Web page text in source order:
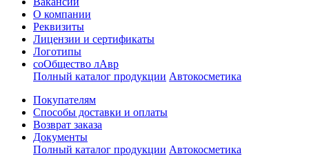
О компании
Реквизиты
Лицензии и сертификаты
Логотипы
соОбщество лАвр
Полный каталог продукции Автокосметика
Покупателям
Способы доставки и оплаты
Возврат заказа
Документы
Полный каталог продукции Автокосметика